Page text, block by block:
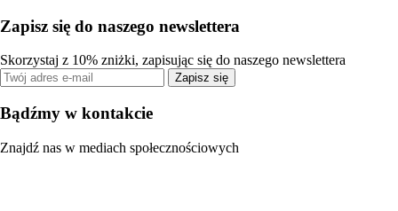
Zapisz się do naszego newslettera
Skorzystaj z 10% zniżki, zapisując się do naszego newslettera
Zapisz się
Bądźmy w kontakcie
Znajdź nas w mediach społecznościowych